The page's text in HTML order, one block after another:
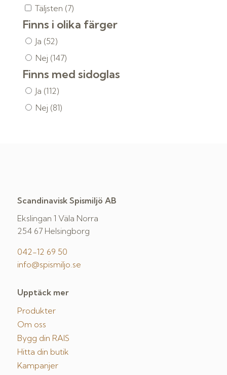
Täljsten (7)
Finns i olika färger
Ja (52)
Nej (147)
Finns med sidoglas
Ja (112)
Nej (81)
Scandinavisk Spismiljö AB
Ekslingan 1 Väla Norra
254 67 Helsingborg
042-12 69 50
info@spismiljo.se
Upptäck mer
Produkter
Om oss
Bygg din RAIS
Hitta din butik
Kampanjer